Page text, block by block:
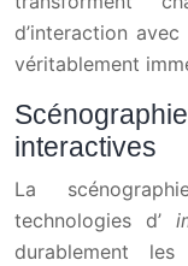
d’interaction
véritablement
interactives
La
technologies d’
durablement